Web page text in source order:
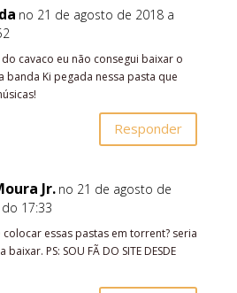
no 21 de agosto de 2018 a
cavaco eu não consegui baixar o
banda Ki pegada nessa pasta que
Responder
Jr. no 21 de agosto de
17:33
colocar essas pastas em torrent? seria
PS: SOU FÃ DO SITE DESDE